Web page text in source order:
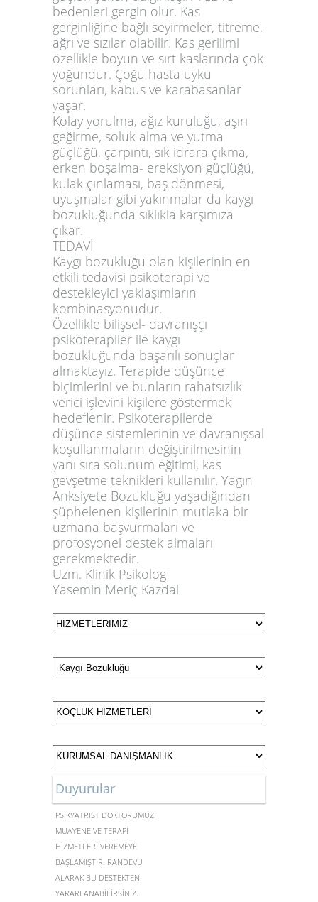
bedenleri gergin olur. Kas
gerginliğine bağlı seyirmeler, titreme,
ağrı ve sızılar olabilir. Kas gerilimi
özellikle boyun ve sırt kaslarında çok
yoğundur. Çoğu hasta uyku
sorunları, kabus ve karabasanlar
yaşar.
Kolay yorulma, ağız kuruluğu, aşırı
geğirme, soluk alma ve yutma
güçlüğü, çarpıntı, sık idrara çıkma,
erken boşalma- ereksiyon güçlüğü,
kulak çınlaması, baş dönmesi,
uyuşmalar gibi yakınmalar da kaygı
bozukluğunda sıklıkla karşımıza
çıkar.
TEDAVİ
Kaygı bozukluğu olan kişilerinin en
etkili tedavisi psikoterapi ve
destekleyici yaklaşımların
kombinasyonudur.
Özellikle bilişsel- davranışçı
psikoterapiler ile kaygı
bozukluğunda başarılı sonuçlar
almaktayız. Terapide düşünce
biçimlerini ve bunların rahatsızlık
verici işlevini kişilere göstermek
hedeflenir. Psikoterapilerde
düşünce sistemlerinin ve davranışsal
koşullanmaların değiştirilmesinin
yanı sıra solunum eğitimi, kas
gevşetme teknikleri kullanılır. Yagın
Anksiyete Bozukluğu yaşadığından
şüphelenen kişilerinin mutlaka bir
uzmana başvurmaları ve
profosyonel destek almaları
gerekmektedir.
Uzm. Klinik Psikolog
Yasemin Meriç Kazdal
Duyurular
MERKEZİMİZDE UZMAN
PSİKYATRİST DOKTORUMUZ
MUAYENE VE TERAPİ
HİZMETLERİ VEREMEYE
BAŞLAMIŞTIR. RANDEVU
ALARAK BU DESTEKTEN
YARARLANABİLİRSİNİZ.